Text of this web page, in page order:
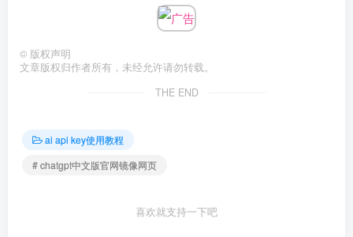
© 版权声明
文章版权归作者所有，未经允许请勿转载。
THE END
ai api key使用教程
# chatgpt中文版官网镜像网页
喜欢就支持一下吧